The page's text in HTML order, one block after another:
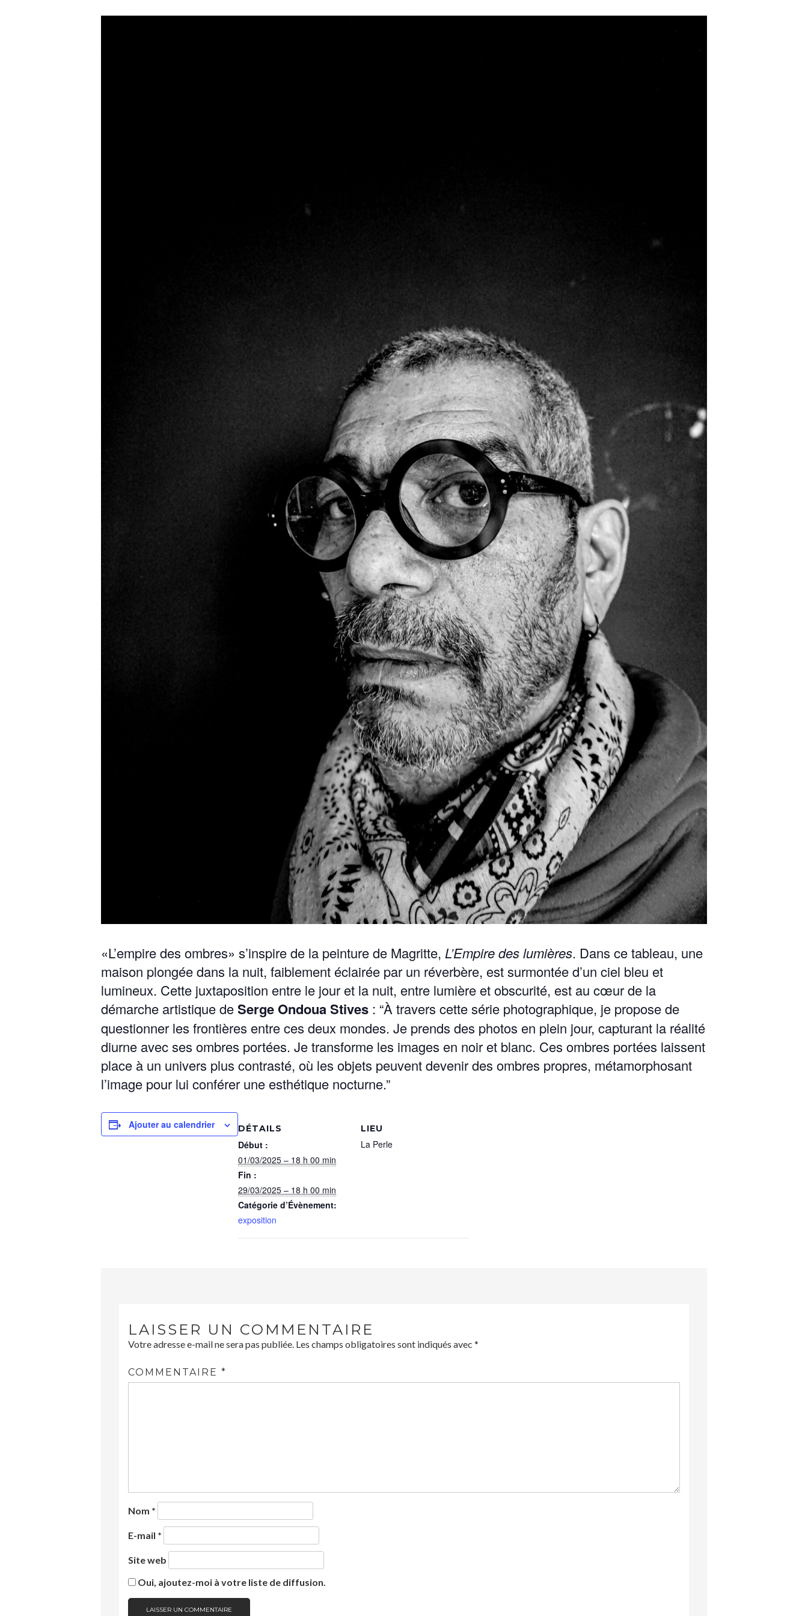
«L’empire des ombres» s’inspire de la pein­ture de Magritte, L’Empire des lumières. Dans ce tableau, une
mai­son plongée dans la nuit, faible­ment éclairée par un réver­bère, est sur­mon­tée d’un ciel bleu et
lumineux. Cette jux­ta­po­si­tion entre le jour et la nuit, entre lumière et obscu­rité, est au cœur de la
démarche artis­tique deSerge Ondoua Stives : “À tra­vers cette série pho­tographique, je pro­pose de
ques­tion­ner les fron­tières entre ces deux mon­des. Je prends des pho­tos en plein jour, cap­turant la réal­ité
diurne avec ses ombres portées. Je trans­forme les images en noir et blanc. Ces ombres portées lais­sent
place à un univers plus con­trasté, où les objets peu­vent devenir des ombres pro­pres, méta­mor­phosant
l’image pour lui con­fér­er une esthé­tique nocturne.”
Ajouter au calendrier DÉTAILS
Début :
01/03/2025 – 18 h 00 min
Fin :
29/03/2025 – 18 h 00 min
Catégorie d’Évènement:
exposition
LIEU
La Perle
LAISSER UN COMMENTAIRE
Votre adresse e-mail ne sera pas publiée. Les champs obligatoires sont indiqués avec *
COMMENTAIRE *
Nom *
E-mail *
Site web
Oui, ajoutez-moi à votre liste de diffusion.